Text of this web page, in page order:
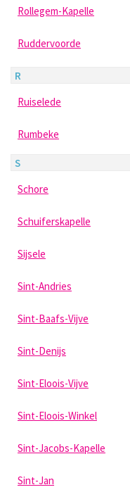
Rollegem-Kapelle
Ruddervoorde
R
Ruiselede
Rumbeke
S
Schore
Schuiferskapelle
Sijsele
Sint-Andries
Sint-Baafs-Vijve
Sint-Denijs
Sint-Eloois-Vijve
Sint-Eloois-Winkel
Sint-Jacobs-Kapelle
Sint-Jan